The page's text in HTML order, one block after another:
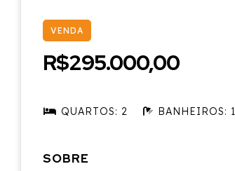
VENDA
R$295.000,00
QUARTOS: 2 BANHEIROS: 1
SOBRE